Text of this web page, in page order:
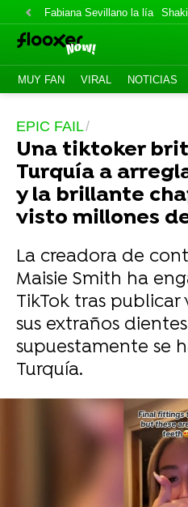
Fabiana Sevillano la lía
MUY FAN VIRAL NOTICIAS
EPIC FAIL
Una tiktoker
Turquía a
y la brillante
visto millones
La creadora de
Maisie Smith ha
TikTok tras publicar
sus extraños
supuestamente se
Turquía.
Una tiktoker